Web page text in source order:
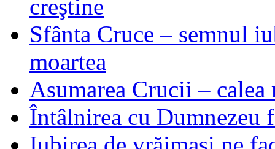
creştine
Sfânta Cruce – semnul
moartea
Asumarea Crucii –
Întâlnirea cu Dumnezeu